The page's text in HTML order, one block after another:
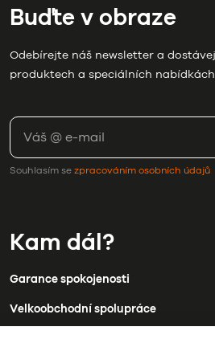
Buďte v obraze
Odebírejte náš newsletter a
produktech a speciálních nabídkách
Souhlasím sezpracováním osobních údajů
Kam dál?
Garance spokojenosti
Velkoobchodní spolupráce